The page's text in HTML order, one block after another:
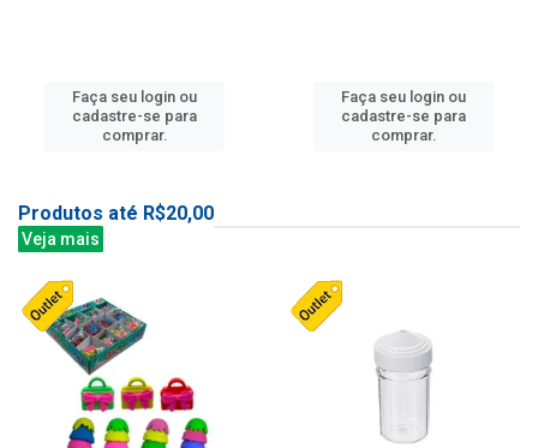
Faça seu login ou
cadastre-se para
comprar.
Faça seu login ou
cadastre-se para
comprar.
Produtos até R$20,00
Veja mais